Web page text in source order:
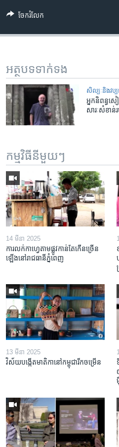
ចែករំលែក
អត្ថបទ​ទាក់ទង
សិល្បៈនិងវប្
អ្នក​និពន្ធ​ស
សារៈ​សំខាន់​
កម្មវិធី​នីមួយៗ
14 មីនា 2025
ការលក់​កាហ្វេ​តាម​ផ្លូវ​កាន់តែ​កើន​ច្រើន​
ឡើង​នៅ​រាជធានី​ភ្នំពេញ
13 មីនា 2025
វិស័យ​បង្កើត​មាតិកា​នៅ​កម្ពុជា​រីក​ចម្រើន